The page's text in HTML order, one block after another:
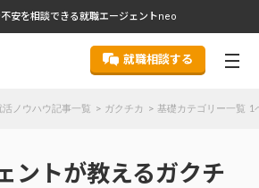
安を相談できる就職エージェントneo
就職相談する
活ノウハウ記事一覧 ガクチカ 基礎カテゴリー一覧 1
ントが教えるガクチ